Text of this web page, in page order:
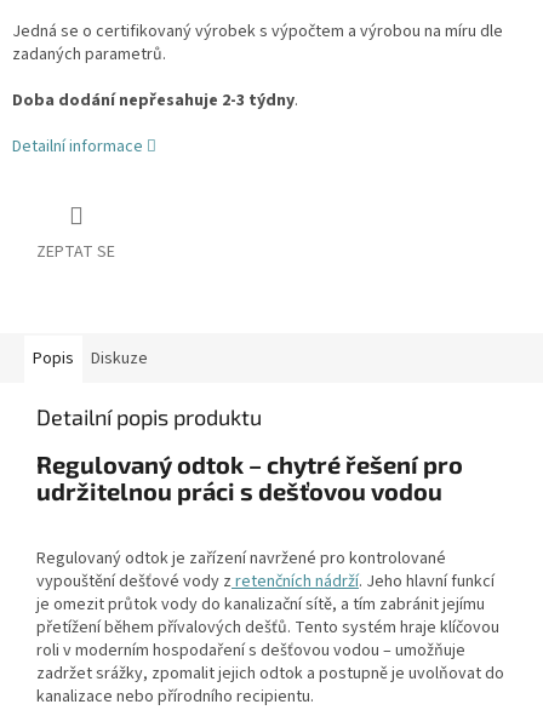
Jedná se o certifikovaný výrobek s výpočtem a výrobou na míru dle
zadaných parametrů.
Doba dodání nepřesahuje 2-3 týdny.
Detailní informace
ZEPTAT SE
Popis Diskuze
Detailní popis produktu
Regulovaný odtok – chytré řešení pro
udržitelnou práci s dešťovou vodou
Regulovaný odtok je zařízení navržené pro kontrolované
vypouštění dešťové vody z retenčních nádrží. Jeho hlavní funkcí
je omezit průtok vody do kanalizační sítě, a tím zabránit jejímu
přetížení během přívalových dešťů. Tento systém hraje klíčovou
roli v moderním hospodaření s dešťovou vodou – umožňuje
zadržet srážky, zpomalit jejich odtok a postupně je uvolňovat do
kanalizace nebo přírodního recipientu.